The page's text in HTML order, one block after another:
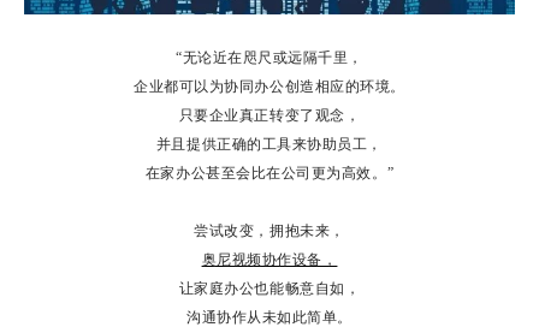
“无论近在咫尺或远隔千里，
企业都可以为协同办公创造相应的环境。
只要企业真正转变了观念，
并且提供正确的工具来协助员工，
在家办公甚至会比在公司更为高效。”
尝试改变，拥抱未来，
奥尼视频协作设备，
让家庭办公也能畅意自如，
沟通协作从未如此简单。